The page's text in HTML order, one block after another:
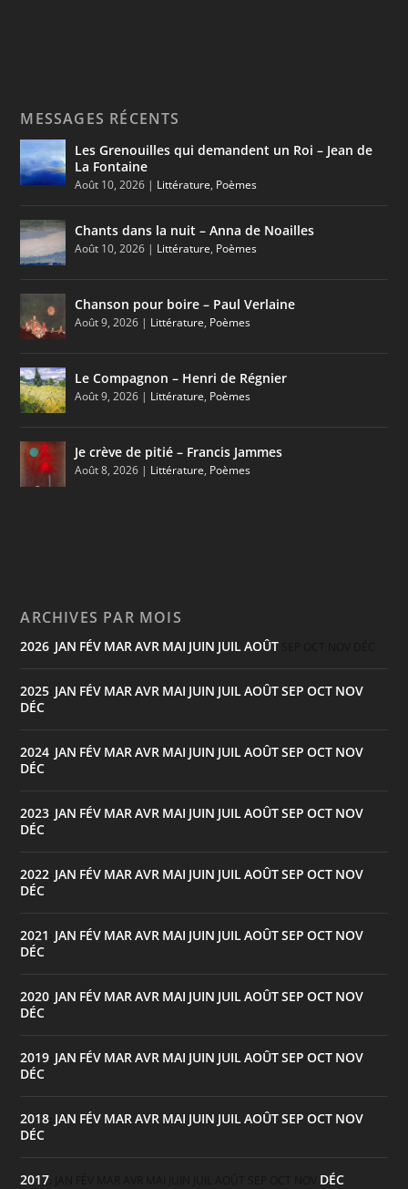
MESSAGES RÉCENTS
Les Grenouilles qui demandent un Roi – Jean de
La Fontaine
Août 10, 2026 | Littérature, Poèmes
Chants dans la nuit – Anna de Noailles
Août 10, 2026 | Littérature, Poèmes
Chanson pour boire – Paul Verlaine
Août 9, 2026 | Littérature, Poèmes
Le Compagnon – Henri de Régnier
Août 9, 2026 | Littérature, Poèmes
Je crève de pitié – Francis Jammes
Août 8, 2026 | Littérature, Poèmes
ARCHIVES PAR MOIS
2026 JAN FÉV MARAVR MAI JUIN JUILAOÛT
2025 JAN FÉV MARAVR MAI JUIN JUILAOÛTSEP OCT NOV
DÉC
2024 JAN FÉV MARAVR MAI JUIN JUILAOÛTSEP OCT NOV
DÉC
2023 JAN FÉV MARAVR MAI JUIN JUILAOÛTSEP OCT NOV
DÉC
2022 JAN FÉV MARAVR MAI JUIN JUILAOÛTSEP OCT NOV
DÉC
2021 JAN FÉV MARAVR MAI JUIN JUILAOÛTSEP OCT NOV
DÉC
2020 JAN FÉV MARAVR MAI JUIN JUILAOÛTSEP OCT NOV
DÉC
2019 JAN FÉV MARAVR MAI JUIN JUILAOÛTSEP OCT NOV
DÉC
2018 JAN FÉV MARAVR MAI JUIN JUILAOÛTSEP OCT NOV
DÉC
2017 DÉC